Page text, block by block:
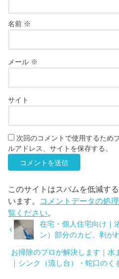
名前 ※
メール ※
サイト
次回のコメントで使用するため
ルアドレス、サイトを保存する。
このサイトはスパムを低減す
います。 コメントデータの処
覧ください。
在宅・個人住宅向け｜
ン）部分のカビ、剥が
お掃除のプロが解決します｜水
｜シンク（流し台）・蛇口の